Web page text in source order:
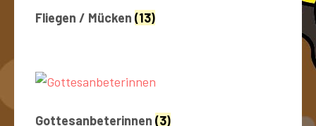
Fliegen / Mücken (13)
Gottesanbeterinnen (3)